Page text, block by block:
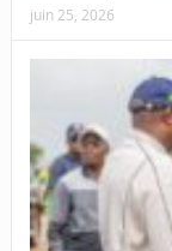
juin 25, 2026